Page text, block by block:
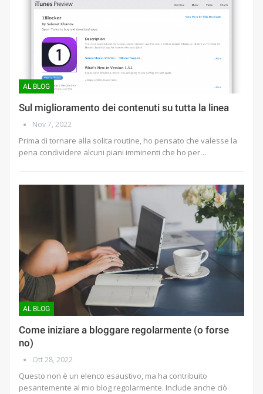
AL BLOG
Sul miglioramento dei contenuti su tutta la linea
Nov 7, 2022
Prima di tornare alla solita routine, ho pensato che valesse la
pena condividere alcuni piani imminenti che ho per…
AL BLOG
Come iniziare a bloggare regolarmente (o forse
no)
Ott 28, 2022
Questo non è un elenco esaustivo, ma ha contribuito
pesantemente al mio blog regolarmente. Include anche ciò